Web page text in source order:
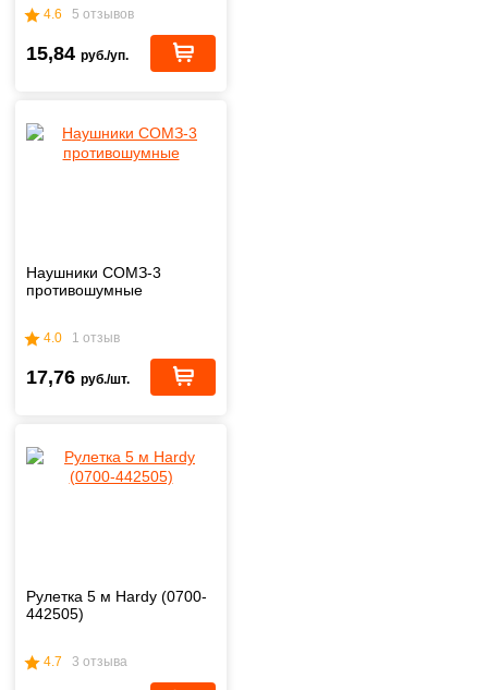
4.6 5 отзывов
15,84 руб./уп.
Наушники СОМЗ-3
противошумные
4.0 1 отзыв
17,76 руб./шт.
Рулетка 5 м Hardy (0700-
442505)
4.7 3 отзыва